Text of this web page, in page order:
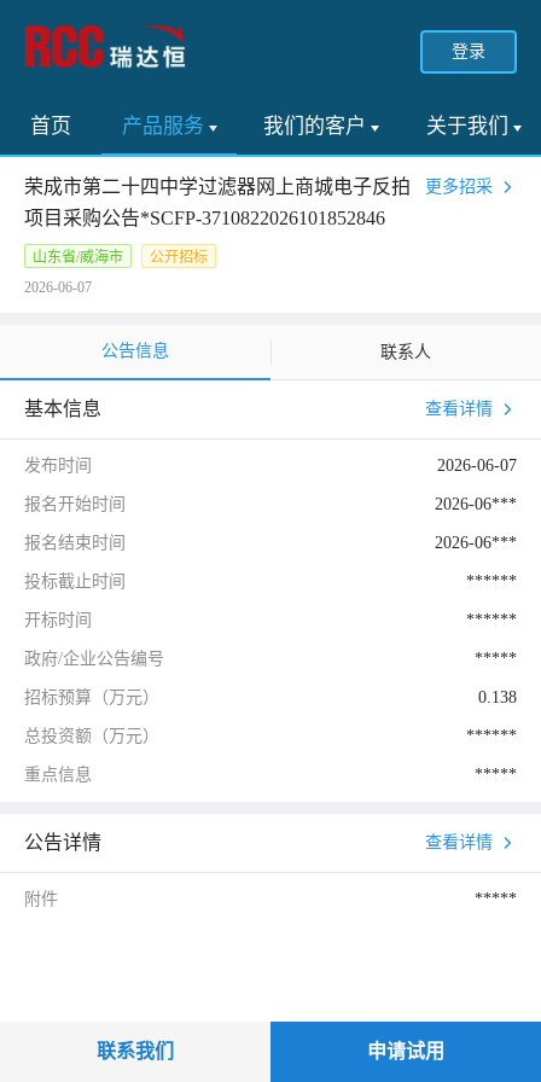
登录
首页 产品服务 我们的客户 关于我们
荣成市第二十四中学过滤器网上商城电子反拍
项目采购公告*SCFP-3710822026101852846
更多招采
山东省/威海市
公开招标
2026-06-07
公告信息 联系人
基本信息 查看详情
发布时间 2026-06-07
报名开始时间 2026-06***
报名结束时间 2026-06***
投标截止时间 ******
开标时间 ******
政府/企业公告编号 *****
招标预算（万元） 0.138
总投资额（万元） ******
重点信息 *****
公告详情 查看详情
附件 *****
联系我们 申请试用